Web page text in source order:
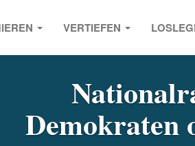
VERTIEFEN
Demokraten